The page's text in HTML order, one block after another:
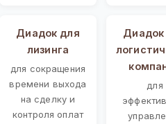
Диадок для
лизинга
для сокращения
времени выхода
на сделку и
контроля оплат
Диадок
для